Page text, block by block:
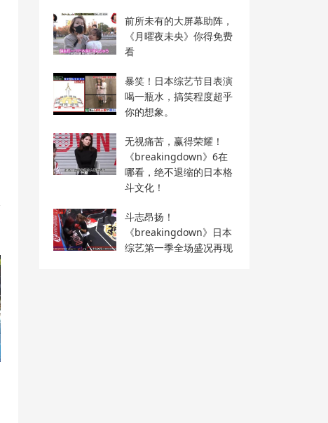
前所未有的大屏幕助阵，
《月曜夜未央》你得免费
看
暴笑！日本综艺节目表演
喝一瓶水，搞笑程度超乎
你的想象。
无视痛苦，赢得荣耀！
《breakingdown》6在
哪看，绝不退缩的日本格
斗文化！
斗志昂扬！
《breakingdown》日本
综艺第一季全场盛况再现